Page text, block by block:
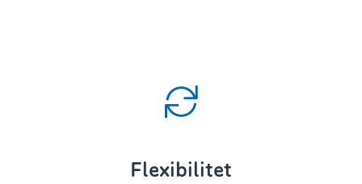
Flexibilitet